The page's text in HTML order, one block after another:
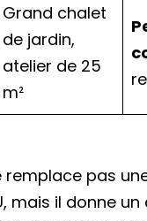
Grand chalet
de jardin,
atelier de 25
m²
remplace pas
mais il donne